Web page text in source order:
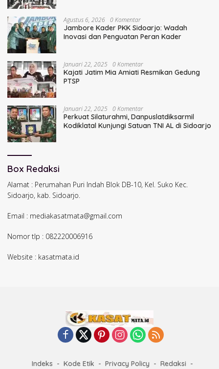
Agustus 6, 2026 0 Komentar
Jambore Kader PKK Sidoarjo: Wadah
Inovasi dan Penguatan Peran Kader
Januari 22, 2025 0 Komentar
Kajati Jatim Mia Amiati Resmikan Gedung
PTSP
Januari 22, 2025 0 Komentar
Perkuat Silaturahmi, Danpuslatdiksarmil
Kodiklatal Kunjungi Satuan TNI AL di Sidoarjo
Box Redaksi
Alamat : Perumahan Puri Indah Blok DB-10, Kel. Suko Kec.
Sidoarjo, kab. Sidoarjo.
Email : mediakasatmata@gmail.com
Nomor tlp : 082220006916
Website : kasatmata.id
Indeks Kode Etik Privacy Policy Redaksi